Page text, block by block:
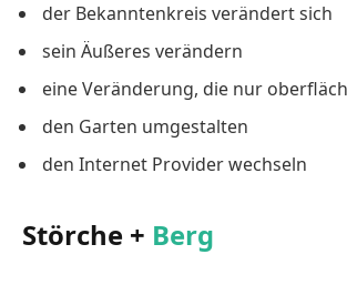
der Bekanntenkreis verändert sich
sein Äußeres verändern
eine Veränderung, die nur
den Garten umgestalten
den Internet Provider wechseln
Störche + Berg